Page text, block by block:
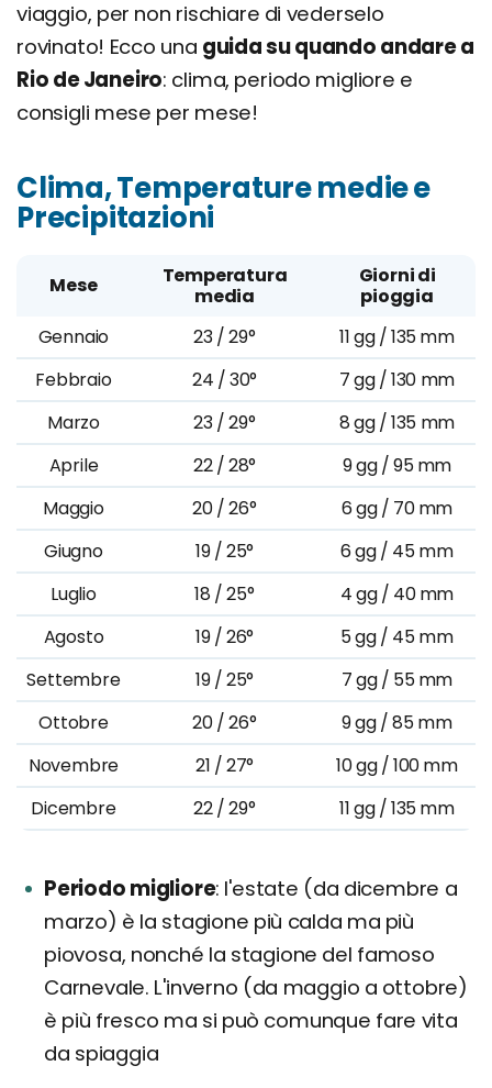
viaggio, per non rischiare di vederselo
rovinato! Ecco una guida su quando andare a
Rio de Janeiro: clima, periodo migliore e
consigli mese per mese!
Clima, Temperature medie e
Precipitazioni
Mese
Temperatura
media
Giorni di
pioggia
Gennaio
23 / 29°
11 gg / 135 mm
Febbraio
24 / 30°
7 gg / 130 mm
Marzo
23 / 29°
8 gg / 135 mm
Aprile
22 / 28°
9 gg / 95 mm
Maggio
20 / 26°
6 gg / 70 mm
Giugno
19 / 25°
6 gg / 45 mm
Luglio
18 / 25°
4 gg / 40 mm
Agosto
19 / 26°
5 gg / 45 mm
Settembre
19 / 25°
7 gg / 55 mm
Ottobre
20 / 26°
9 gg / 85 mm
Novembre
21 / 27°
10 gg / 100 mm
Dicembre
22 / 29° 11 gg / 135 mm
Periodo migliore l'estate (da dicembre a
marzo) è la stagione più calda ma più
piovosa, nonché la stagione del famoso
Carnevale. L'inverno (da maggio a ottobre)
è più fresco ma si può comunque fare vita
da spiaggia